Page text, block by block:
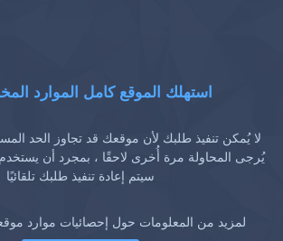
استهلك الموقع كامل الموارد
لا يُمكن تنفيذ طلبك لأن موقعك قد تجاوز الحد
يُرجى المحاولة مرة أُخرى لاحقًا ، بمجرد أن
سيتم إعادة تنفيذ طلبك تلقائيًا
لمزيد من المعلومات حول إحصائيات موارد